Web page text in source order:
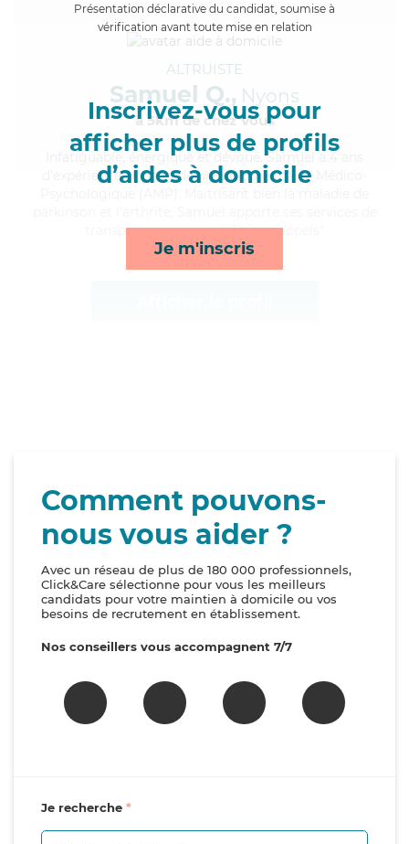
Présentation déclarative du candidat, soumise à
vérification avant toute mise en relation
Inscrivez-vous pour
afficher plus de profils
d’aides à domicile
Je m'inscris
ALTRUISTE
Samuel Q., Nyons
à 5km de chez Vous
, énergique et dévoué, Samuel a 4 ans
d'expérience et possède un diplôme d'Aide Médico-
transports, repas, mobilité et rappels*
Comment pouvons-
nous vous aider ?
Avec un réseau de plus de 180 000 professionnels,
Click&Care sélectionne pour vous les meilleurs
candidats pour votre maintien à domicile ou vos
besoins de recrutement en établissement.
Nos conseillers vous accompagnent 7/7
Je recherche